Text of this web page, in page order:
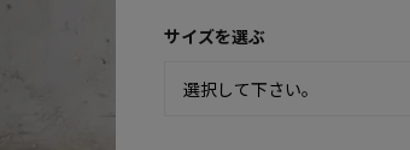
サイズを選ぶ